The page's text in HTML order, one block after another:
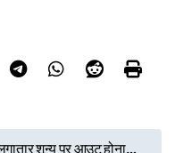
शून्य पर आउट होना…